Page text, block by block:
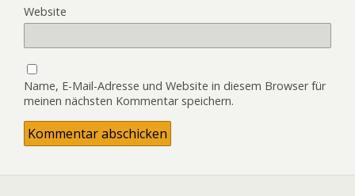
Website
Name, E-Mail-Adresse und Website in diesem Browser für
meinen nächsten Kommentar speichern.